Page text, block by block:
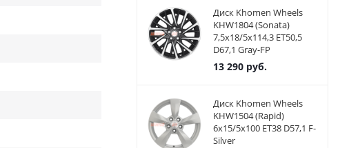
Диск Khomen Wheels
KHW1804 (Sonata)
7,5x18/5x114,3 ET50,5
D67,1 Gray-FP
13 290руб.
Диск Khomen Wheels
KHW1504 (Rapid)
6x15/5x100 ET38 D57,1 F-
Silver